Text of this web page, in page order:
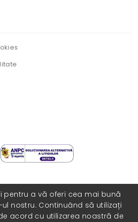
pentru a vă oferi cea mai bună
nostru. Continuând să utilizați
acord cu utilizarea noastră de
rezervate. Realizat cu ❤️ de
COLORISITE.RO